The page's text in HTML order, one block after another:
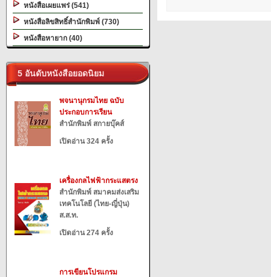
หนังสือเผยแพร่ (541)
หนังสือลิขสิทธิ์สำนักพิมพ์ (730)
หนังสือหายาก (40)
5 อันดับหนังสือยอดนิยม
พจนานุกรมไทย ฉบับ
ประกอบการเรียน
สำนักพิมพ์ สกายบุ๊คส์
เปิดอ่าน 324 ครั้ง
เครื่องกลไฟฟ้ากระแสตรง
สำนักพิมพ์ สมาคมส่งเสริม
เทคโนโลยี (ไทย-ญี่ปุ่น)
ส.ส.ท.
เปิดอ่าน 274 ครั้ง
การเขียนโปรแกรม